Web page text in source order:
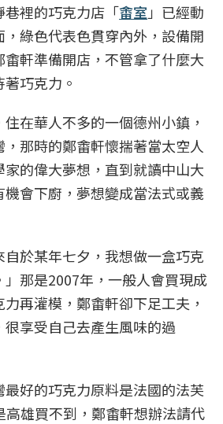
裡的巧克力店「畬室 」已經動
綠色代表色貫穿內外，設備開
軒準備開店，不管拿了什麼大
巧克力。
在華人不多的一個德州小鎮，
那時的鄭畬軒懷揣著當太空人
的偉大夢想，直到就讀中山大
會下廚，夢想變成當法式或義
自於某年七夕，我想做一盒巧克
那是2007年，一般人會買現成
再灌模，鄭畬軒卻下足工夫，
很享受自己去產生風味的過
好的巧克力原料是法國的法芙
高雄買不到，鄭畬軒想辦法請代